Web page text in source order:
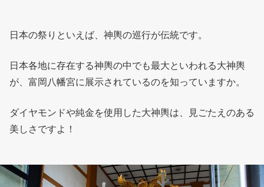
日本の祭りといえば、神輿の巡行が伝統です。
日本各地に存在する神輿の中でも最大といわれる大神輿
が、富岡八幡宮に展示されているのを知っていますか。
ダイヤモンドや純金を使用した大神輿は、見ごたえのある
美しさですよ！